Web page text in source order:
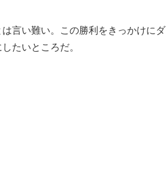
言い難い。この勝利をきっかけにダ
たいところだ。